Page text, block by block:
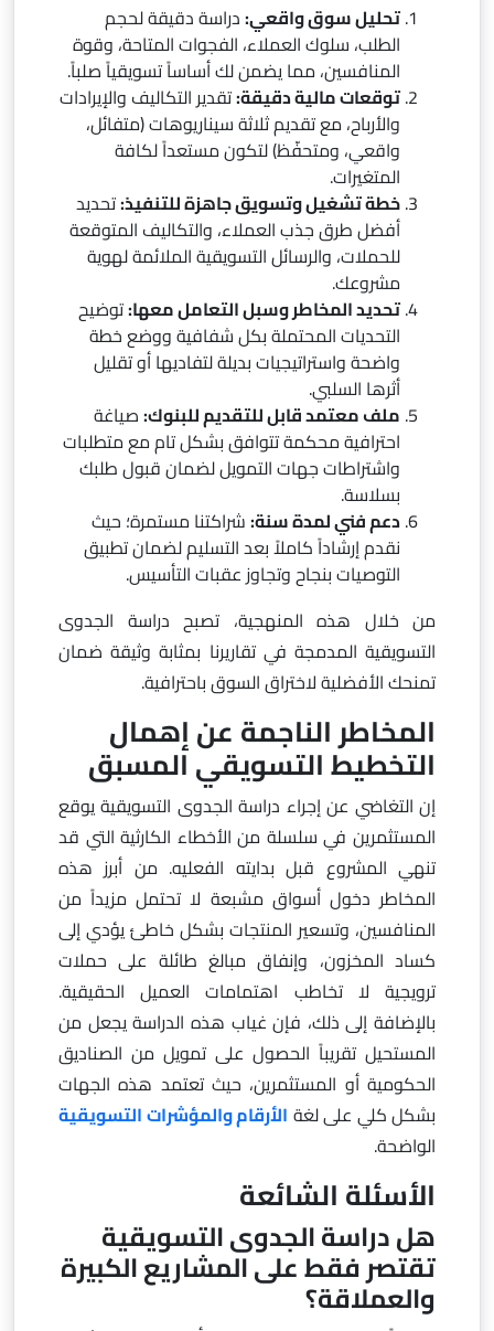
تحليل سوق واقعي:دراسة دقيقة لحجم
الطلب، سلوك العملاء، الفجوات المتاحة، وقوة
المنافسين، مما يضمن لك أساساً تسويقياً صلباً.
توقعات مالية دقيقة:تقدير التكاليف والإيرادات
والأرباح، مع تقديم ثلاثة سيناريوهات (متفائل،
واقعي، ومتحفّظ) لتكون مستعداً لكافة
المتغيرات.
خطة تشغيل وتسويق جاهزة للتنفيذ:تحديد
أفضل طرق جذب العملاء، والتكاليف المتوقعة
للحملات، والرسائل التسويقية الملائمة لهوية
مشروعك.
تحديد المخاطر وسبل التعامل معها:توضيح
التحديات المحتملة بكل شفافية ووضع خطة
واضحة واستراتيجيات بديلة لتفاديها أو تقليل
أثرها السلبي.
ملف معتمد قابل للتقديم للبنوك:صياغة
احترافية محكمة تتوافق بشكل تام مع متطلبات
واشتراطات جهات التمويل لضمان قبول طلبك
بسلاسة.
دعم فني لمدة سنة:شراكتنا مستمرة؛ حيث
نقدم إرشاداً كاملاً بعد التسليم لضمان تطبيق
التوصيات بنجاح وتجاوز عقبات التأسيس.
من خلال هذه المنهجية، تصبح دراسة الجدوى
التسويقية المدمجة في تقاريرنا بمثابة وثيقة ضمان
تمنحك الأفضلية لاختراق السوق باحترافية.
المخاطر الناجمة عن إهمال
التخطيط التسويقي المسبق
إن التغاضي عن إجراء دراسة الجدوى التسويقية يوقع
المستثمرين في سلسلة من الأخطاء الكارثية التي قد
تنهي المشروع قبل بدايته الفعليه. من أبرز هذه
المخاطر دخول أسواق مشبعة لا تحتمل مزيداً من
المنافسين، وتسعير المنتجات بشكل خاطئ يؤدي إلى
كساد المخزون، وإنفاق مبالغ طائلة على حملات
ترويجية لا تخاطب اهتمامات العميل الحقيقية.
بالإضافة إلى ذلك، فإن غياب هذه الدراسة يجعل من
المستحيل تقريباً الحصول على تمويل من الصناديق
الحكومية أو المستثمرين، حيث تعتمد هذه الجهات
بشكل كلي على لغة الأرقام والمؤشرات التسويقية
الواضحة.
الأسئلة الشائعة
هل دراسة الجدوى التسويقية
تقتصر فقط على المشاريع الكبيرة
والعملاقة؟